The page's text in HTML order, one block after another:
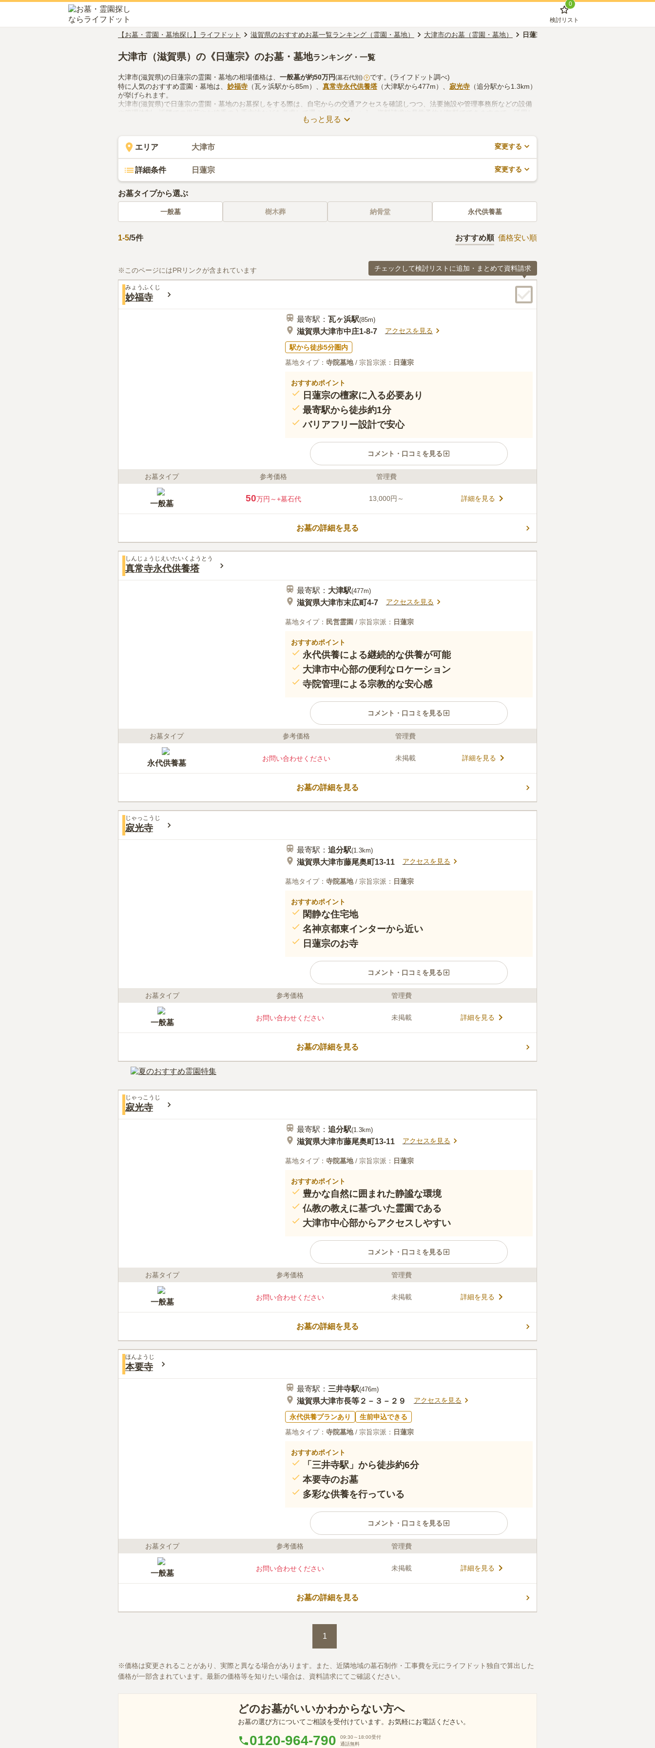
0
検討リスト
【お墓・霊園・墓地探し】ライフドット 滋賀県のおすすめお墓一覧ランキング（霊園・墓地） 大津市のお墓（霊園・墓地） 日蓮宗
大津市（滋賀県）の《日蓮宗》のお墓・墓地ランキング・一覧
大津市(滋賀県)の日蓮宗の霊園・墓地の相場価格は、 一般墓が約50万円(墓石代別) ? です。(ライフドット調べ)
特に人気のおすすめ霊園・墓地は、 妙福寺 （瓦ヶ浜駅から85m）、 真常寺永代供養塔 （大津駅から477m）、 寂光寺 （追分駅から1.3km）
が挙げられます。
大津市(滋賀県)で日蓮宗の霊園・墓地のお墓探しをする際は、自宅からの交通アクセスを確認しつつ、法要施設や管理事務所などの設備
や管理体制、近隣での供花やお線香の入手方法などを考慮して選ぶとよいでしょう。資料請求や見学予約が無料でできますので、活用し
もっと見る
エリア 大津市 変更する
詳細条件 日蓮宗 変更する
お墓タイプから選ぶ
一般墓 樹木葬 納骨堂 永代供養墓
1-5/5件 おすすめ順 価格安い順
※このページにはPRリンクが含まれています チェックして検討リストに追加・まとめて資料請求
みょうふくじ
妙福寺
最寄駅： 瓦ヶ浜駅(85m)
滋賀県大津市中庄1-8-7 アクセスを見る
駅から徒歩5分圏内
墓地タイプ： 寺院墓地/ 宗旨宗派： 日蓮宗
おすすめポイント
日蓮宗の檀家に入る必要あり
最寄駅から徒歩約1分
バリアフリー設計で安心
コメント・口コミを見る
ライフドット編集部のコメント
らすぐの場所にあり、琵琶湖沿いを走る県道102号線からも近いた
め、電車でも車でもお参りしやすいです。墓所内は、バリアフリー
設計になっているため歩きやすいです。
お墓タイプ 参考価格 管理費
一般墓
50万円～+墓石代 13,000円～ 詳細を見る
お墓の詳細を見る
しんじょうじえいたいくようとう
真常寺永代供養塔
最寄駅： 大津駅(477m)
滋賀県大津市末広町4-7 アクセスを見る
墓地タイプ： 民営霊園 / 宗旨宗派： 日蓮宗
おすすめポイント
永代供養による継続的な供養が可能
大津市中心部の便利なロケーション
寺院管理による宗教的な安心感
コメント・口コミを見る
口コミ評価
お墓タイプ 参考価格 管理費
永代供養墓
お問い合わせください 未掲載 詳細を見る
お墓の詳細を見る
じゃっこうじ
寂光寺
最寄駅： 追分駅(1.3km)
滋賀県大津市藤尾奥町13-11 アクセスを見る
墓地タイプ： 寺院墓地/ 宗旨宗派： 日蓮宗
おすすめポイント
閑静な住宅地
名神京都東インターから近い
日蓮宗のお寺
コメント・口コミを見る
口コミ評価
お墓タイプ 参考価格 管理費
一般墓
お問い合わせください 未掲載 詳細を見る
お墓の詳細を見る
じゃっこうじ
寂光寺
最寄駅： 追分駅(1.3km)
滋賀県大津市藤尾奥町13-11 アクセスを見る
墓地タイプ： 寺院墓地/ 宗旨宗派： 日蓮宗
おすすめポイント
豊かな自然に囲まれた静謐な環境
仏教の教えに基づいた霊園である
大津市中心部からアクセスしやすい
コメント・口コミを見る
口コミ評価
お墓タイプ 参考価格 管理費
一般墓
お問い合わせください 未掲載 詳細を見る
お墓の詳細を見る
ほんようじ
本要寺
最寄駅： 三井寺駅(476m)
滋賀県大津市長等２－３－２９ アクセスを見る
永代供養プランあり
生前申込できる
墓地タイプ： 寺院墓地/ 宗旨宗派： 日蓮宗
おすすめポイント
「三井寺駅」から徒歩約6分
本要寺のお墓
多彩な供養を行っている
コメント・口コミを見る
ライフドット編集部のコメント
の商店街があるので、お買い物やお出かけにも便利な好立地にあり
ます。 周囲には寺社仏閣が多く集結しており、清らかな空気が漂う
神聖な場所です。 多くの人が足を運ぶエリアなので、人の往来を感
じられます。 故人も寂しい思いをしないで済むことでしょう。
この霊園はまだ誰からも評価されていません。
お墓タイプ 参考価格 管理費
一般墓
お問い合わせください 未掲載 詳細を見る
お墓の詳細を見る
1
価格は変更されることがあり、実際と異なる場合があります。また、近隣地域の墓石制作・工事費を元にライフドット独自で算出した
価格が一部含まれています。最新の価格等を知りたい場合は、資料請求にてご確認ください。
どのお墓がいいかわからない方へ
お墓の選び方についてご相談を受付けています。お気軽にお電話ください。
0120-964-790 09:30～18:00受付
通話無料